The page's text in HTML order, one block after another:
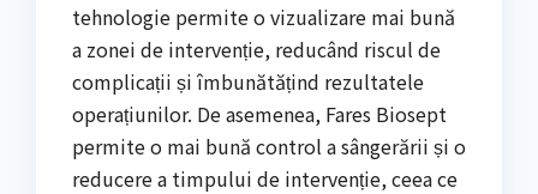
tehnologie permite o vizualizare mai bună
a zonei de intervenție, reducând riscul de
complicații și îmbunătățind rezultatele
operațiunilor. De asemenea, Fares Biosept
permite o mai bună control a sângerării și o
reducere a timpului de intervenție, ceea ce